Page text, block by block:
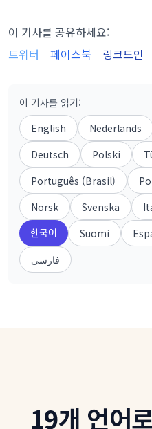
이 기사를 공유하세요:
트위터
페이스북 링크드인
이 기사를 읽기:
English
Nederlands
Deutsch
Polski
Português (Brasil)
Norsk
Svenska
한국어
Suomi
فارسی
19개 언어